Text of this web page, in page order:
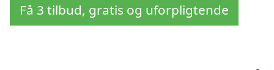
Få 3 tilbud, gratis og uforpligtende